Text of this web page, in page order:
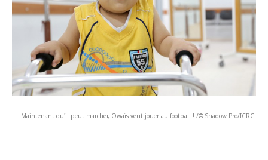
Maintenant qu'il peut marcher, Owaïs veut jouer au football ! /© Shadow Pro/ICRC.